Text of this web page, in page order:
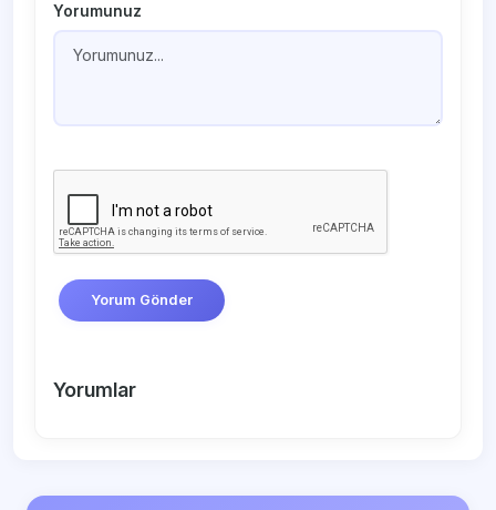
Yorumunuz
Yorum Gönder
Yorumlar